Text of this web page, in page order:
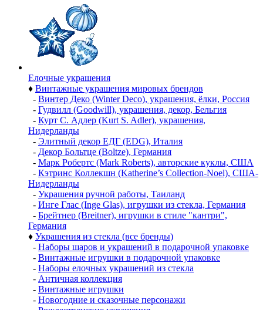
Елочные украшения
♦ Винтажные украшения мировых брендов
- Винтер Деко (Winter Deco), украшения, ёлки, Россия
- Гудвилл (Goodwill), украшения, декор, Бельгия
- Курт С. Адлер (Kurt S. Adler), украшения,
Нидерланды
- Элитный декор ЕДГ (EDG), Италия
- Декор Больтце (Boltze), Германия
- Марк Робертс (Mark Roberts), авторские куклы, США
- Кэтринс Коллекшн (Katherine’s Collection-Noel), США-
Нидерланды
- Украшения ручной работы, Таиланд
- Инге Глас (Inge Glas), игрушки из стекла, Германия
- Брейтнер (Breitner), игрушки в стиле "кантри",
Германия
♦ Украшения из стекла (все бренды)
- Наборы шаров и украшений в подарочной упаковке
- Винтажные игрушки в подарочной упаковке
- Наборы елочных украшений из стекла
- Античная коллекция
- Винтажные игрушки
- Новогодние и сказочные персонажи